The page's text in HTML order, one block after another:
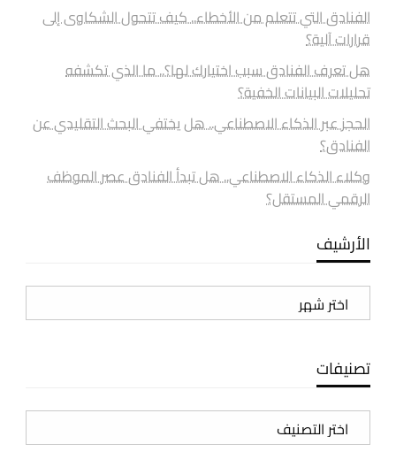
الفنادق التي تتعلم من الأخطاء.. كيف تتحول الشكاوى إلى
قرارات آلية؟
هل تعرف الفنادق سبب اختيارك لها؟.. ما الذي تكشفه
تحليلات البيانات الخفية؟
الحجز عبر الذكاء الاصطناعي.. هل يختفي البحث التقليدي عن
الفنادق؟
وكلاء الذكاء الاصطناعي.. هل تبدأ الفنادق عصر الموظف
الرقمي المستقل؟
الأرشيف
الأرشيف
تصنيفات
تصنيفات